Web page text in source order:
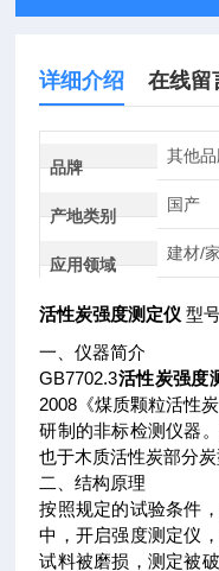
详细介绍 在线留
品牌
其他品
产地类别
国产
应用领域
建材/
活性炭强度测定仪 型
一、仪器简介
GB7702.3活性炭强度
2008《煤质颗粒活性
研制的非标检测仪器
也于木质活性炭部分炭
二、结构原理
按照规定的试验条件
中，开启强度测定仪
试料被磨损，测定被